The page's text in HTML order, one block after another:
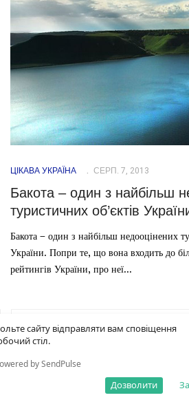
сайту відправляти вам сповіщення
стіл.
by SendPulse
Дозволити
ЦІКАВА УКРАЇНА СЕРП. 7, 2013
Бакота – один з найбільш
туристичних об’єктів
Бакота – один з найбільш недооцінених
України. Попри те, що вона входить до
рейтингів України, про неї...